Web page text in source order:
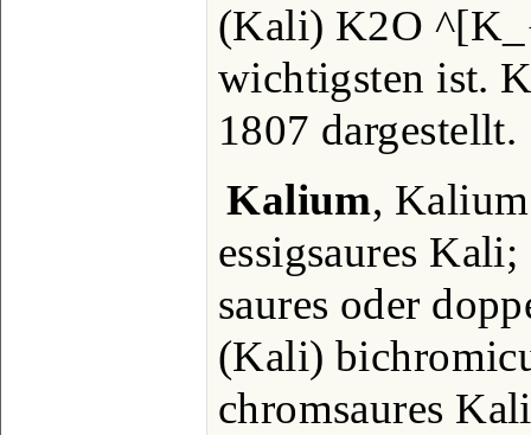
(Kali) K2O
wichtigsten ist.
1807 dargestellt.
Kalium,
essigsaures
saures oder
(Kali)
chromsaures